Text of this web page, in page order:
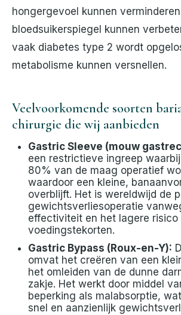
hongergevoel kunnen
bloedsuikerspiegel kunnen
vaak diabetes type 2 wordt
metabolisme kunnen versnellen.
Veelvoorkomende soorten
chirurgie die wij aanbieden
Gastric Sleeve (mouw
een restrictieve ingreep
80% van de maag operatief
waardoor een kleine,
overblijft. Het is wereldwijd de
gewichtsverliesoperatie
effectiviteit en het lagere risico
voedingstekorten.
Gastric Bypass (Roux-en-Y):
omvat het creëren van een
het omleiden van de dunne
zakje. Het werkt door middel
beperking als malabsorptie,
snel en aanzienlijk